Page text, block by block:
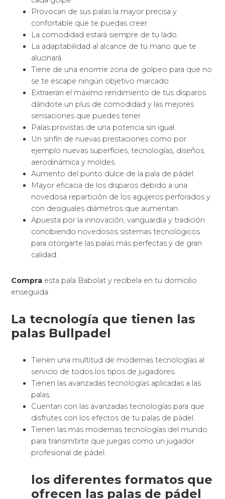
Provocan de sus palas la mayor precisa y
confortable que te puedas creer.
La comodidad estará siempre de tu lado.
La adaptabilidad al alcance de tu mano que te
alucinará.
Tiene de una enorme zona de golpeo para que no
se te escape ningún objetivo marcado.
Extraerán el máximo rendimiento de tus disparos
dándote un plus de comodidad y las mejores
sensaciones que puedes tener.
Palas provistas de una potencia sin igual.
Un sinfín de nuevas prestaciones como por
ejemplo nuevas superfícies, tecnologías, diseños,
aerodinámica y moldes.
Aumento del punto dulce de la pala de pádel.
Mayor eficacia de los disparos debido a una
novedosa repartición de los agujeros perforados y
con desiguales diámetros que aumentan.
Apuesta por la innovación, vanguardia y tradición
concibiendo novedosos sistemas tecnológicos
para otorgarte las palas más perfectas y de gran
calidad.
Compra esta pala Babolat y recíbela en tu domicilio
enseguida.
La tecnología que tienen las
palas Bullpadel
Tienen una multitud de modernas tecnologías al
servicio de todos los tipos de jugadores.
Tienen las avanzadas tecnologías aplicadas a las
palas.
Cuentan con las avanzadas tecnologías para que
disfrutes con los efectos de tu palas de pádel.
Tienen las más modernas tecnologías del mundo
para transmitirte que juegas como un jugador
profesional de pádel.
los diferentes formatos que
ofrecen las palas de pádel